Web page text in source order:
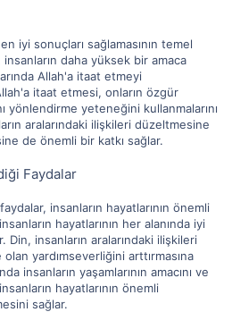
iyi sonuçları sağlamasının temel
daha yüksek bir amaca
Allah'a itaat etmeyi
itaat etmesi, onların özgür
yönlendirme yeteneğini kullanmalarını
aralarındaki ilişkileri düzeltmesine
de önemli bir katkı sağlar.
Faydalar
insanların hayatlarının önemli
hayatlarının her alanında iyi
Din, insanların aralarındaki ilişkileri
yardımseverliğini arttırmasına
insanların yaşamlarının amacını ve
hayatlarının önemli
sağlar.